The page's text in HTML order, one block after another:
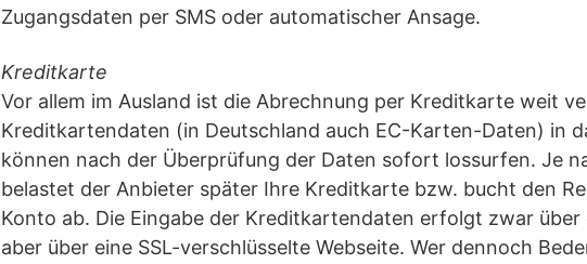
Zugangsdaten per SMS oder automatischer Ansage.
Kreditkarte
Vor allem im Ausland ist die Abrechnung per Kreditkarte weit
Kreditkartendaten (in Deutschland auch EC-Karten-Daten) in
können nach der Überprüfung der Daten sofort lossurfen. Je
belastet der Anbieter später Ihre Kreditkarte bzw. bucht den
Konto ab. Die Eingabe der Kreditkartendaten erfolgt zwar über
aber über eine SSL-verschlüsselte Webseite. Wer dennoch